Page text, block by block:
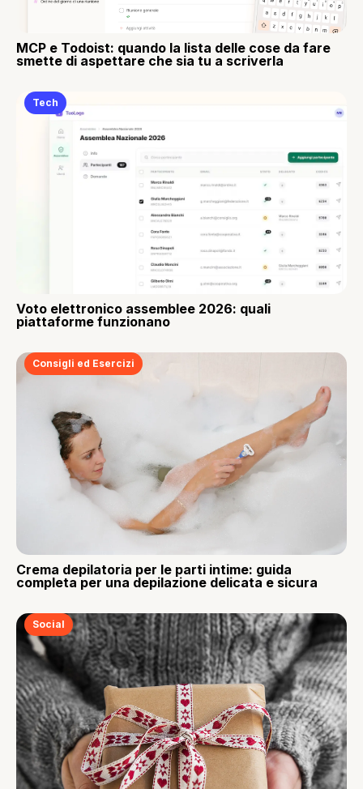
MCP e Todoist: quando la lista delle cose da fare
smette di aspettare che sia tu a scriverla
Tech
Voto elettronico assemblee 2026: quali
piattaforme funzionano
Consigli ed Esercizi
Crema depilatoria per le parti intime: guida
completa per una depilazione delicata e sicura
Social